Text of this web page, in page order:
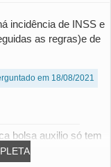
incidência de INSS e
as regras)e de
em 18/08/2021
bolsa auxilio só tem